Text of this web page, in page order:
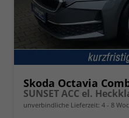
Skoda Octavia
SUNSET ACC el.
unverbindliche Lieferzeit: 4 - 8